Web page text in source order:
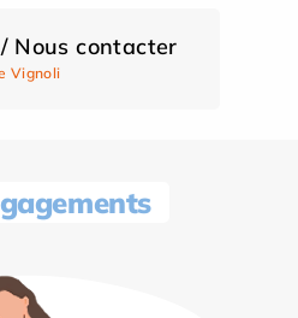
Nous contacter
Vignoli